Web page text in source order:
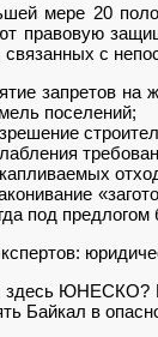
мере 20
правовую
связанных с
запретов на
поселений;
под
ЮНЕСКО?
Байкал в